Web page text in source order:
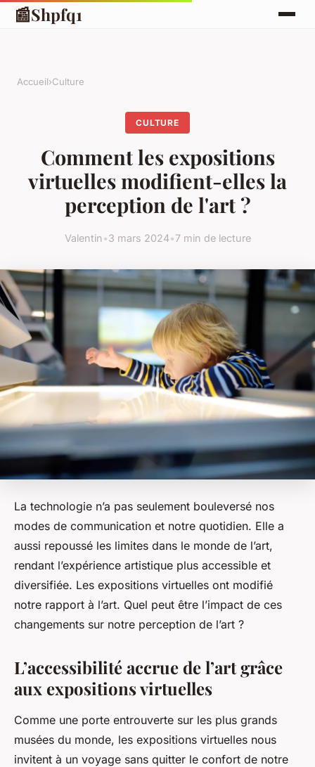
📰Shpfq1
Accueil›Culture
CULTURE
Comment les expositions
virtuelles modifient-elles la
perception de l'art ?
Valentin•3 mars 2024•7 min de lecture
La technologie n’a pas seulement bouleversé nos
modes de communication et notre quotidien. Elle a
aussi repoussé les limites dans le monde de l’art,
rendant l’expérience artistique plus accessible et
diversifiée. Les expositions virtuelles ont modifié
notre rapport à l’art. Quel peut être l’impact de ces
changements sur notre perception de l’art ?
L’accessibilité accrue de l’art grâce
aux expositions virtuelles
Comme une porte entrouverte sur les plus grands
musées du monde, les expositions virtuelles nous
invitent à un voyage sans quitter le confort de notre